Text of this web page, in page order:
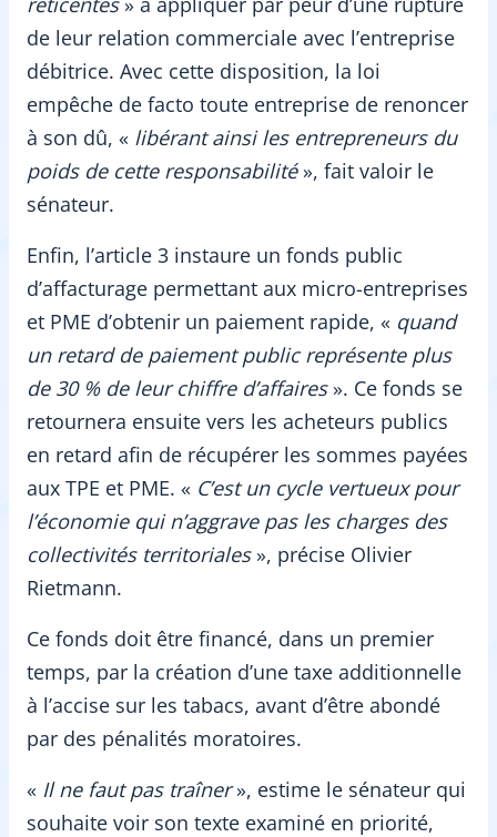
de leur relation commerciale avec l’entreprise
débitrice. Avec cette disposition, la loi
empêche de facto toute entreprise de renoncer
à son dû, « libérant ainsi les entrepreneurs du
poids de cette responsabilité », fait valoir le
sénateur.
Enfin, l’article 3 instaure un fonds public
d’affacturage permettant aux micro-entreprises
et PME d’obtenir un paiement rapide, « quand
un retard de paiement public représente plus
de 30 % de leur chiffre d’affaires ». Ce fonds se
retournera ensuite vers les acheteurs publics
en retard afin de récupérer les sommes payées
aux TPE et PME. « C’est un cycle vertueux pour
l’économie qui n’aggrave pas les charges des
collectivités territoriales», précise Olivier
Rietmann.
Ce fonds doit être financé, dans un premier
temps, par la création d’une taxe additionnelle
à l’accise sur les tabacs, avant d’être abondé
par des pénalités moratoires.
« Il ne faut pas traîner», estime le sénateur qui
souhaite voir son texte examiné en priorité,